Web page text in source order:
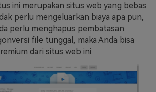
ini merupakan situs web yang bebas
perlu mengeluarkan biaya apa pun,
perlu menghapus pembatasan
file tunggal, maka Anda bisa
dari situs web ini.